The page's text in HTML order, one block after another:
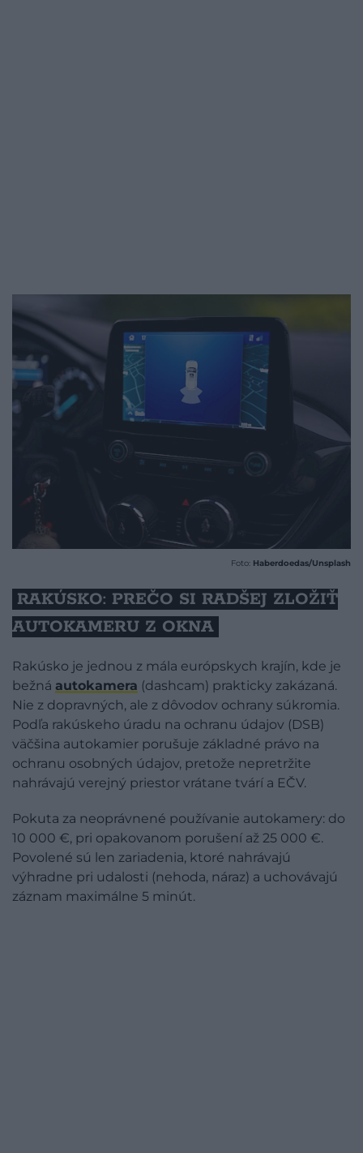
Foto: Haberdoedas/Unsplash
RAKÚSKO: PREČO SI RADŠEJ ZLOŽIŤ
AUTOKAMERU Z OKNA
Rakúsko je jednou z mála európskych krajín, kde je
bežná autokamera (dashcam) prakticky zakázaná.
Nie z dopravných, ale z dôvodov ochrany súkromia.
Podľa rakúskeho úradu na ochranu údajov (DSB)
väčšina autokamier porušuje základné právo na
ochranu osobných údajov, pretože nepretržite
nahrávajú verejný priestor vrátane tvárí a EČV.
Pokuta za neoprávnené používanie autokamery: do
10 000 €, pri opakovanom porušení až 25 000 €.
Povolené sú len zariadenia, ktoré nahrávajú
výhradne pri udalosti (nehoda, náraz) a uchovávajú
záznam maximálne 5 minút.